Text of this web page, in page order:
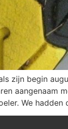
zijn begin
aangenaam
We hadden